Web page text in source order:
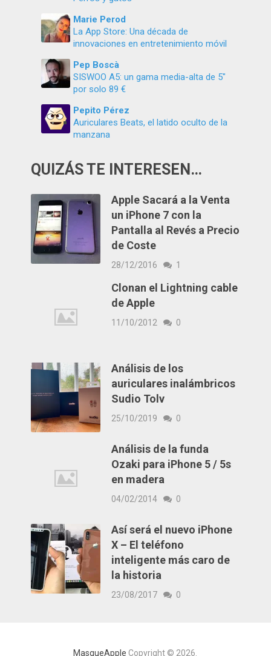
Marie Perod
La App Store: Una década de
innovaciones en entretenimiento móvil
Pep Boscà
SISWOO A5: un gama media-alta de 5″
por solo 89 €
Pepito Pérez
Auriculares Beats, el latido oculto de la
manzana
QUIZÁS TE INTERESEN…
Apple Sacará a la Venta
un iPhone 7 con la
Pantalla al Revés a Precio
de Coste
28/12/2016 1
Clonan el Lightning cable
de Apple
11/10/2012 0
Análisis de los
auriculares inalámbricos
Sudio Tolv
25/10/2019 0
Análisis de la funda
Ozaki para iPhone 5 / 5s
en madera
04/02/2014 0
Así será el nuevo iPhone
X – El teléfono
inteligente más caro de
la historia
23/08/2017 0
MasqueApple Copyright © 2026.